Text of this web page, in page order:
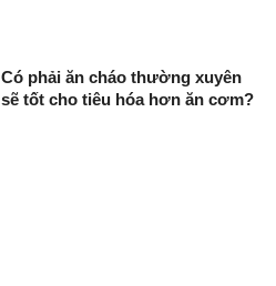
Có phải ăn cháo thường xuyên
sẽ tốt cho tiêu hóa hơn ăn cơm?